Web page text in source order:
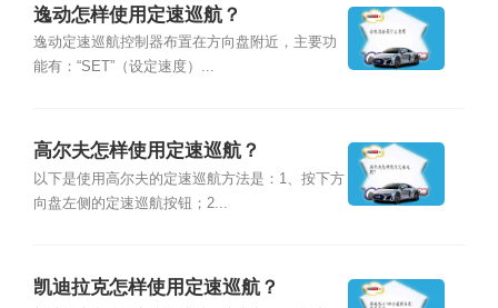
逸动怎样使用定速巡航？
逸动定速巡航控制器布置在方向盘附近，主要功
能有：“SET”（设定速度）...
高尔夫怎样使用定速巡航？
以下是使用高尔夫的定速巡航方法是：1、按下方
向盘左侧的定速巡航按钮；2...
凯迪拉克怎样使用定速巡航？